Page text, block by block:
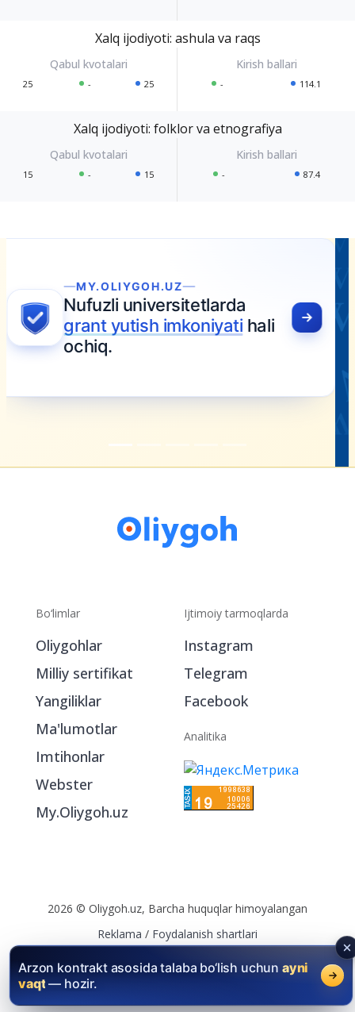
Xalq ijodiyoti: ashula va raqs
25 - 25 - 114.1
Xalq ijodiyoti: folklor va etnografiya
15 - 15 - 87.4
Bo‘limlar
Oliygohlar
Milliy sertifikat
Yangiliklar
Ma'lumotlar
Imtihonlar
Webster
My.Oliygoh.uz
Ijtimoiy tarmoqlarda
Instagram
Telegram
Facebook
Analitika
2026 © Oliygoh.uz, Barcha huquqlar himoyalangan
Reklama / Foydalanish shartlari
Arzon kontrakt asosida talaba bo‘lish uchun ayni
vaqt — hozir.